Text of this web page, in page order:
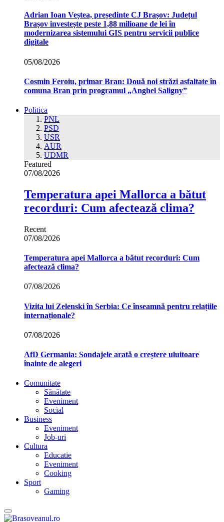
Adrian Ioan Veștea, președinte CJ Brașov: Județul
Brașov investește peste 1,88 milioane de lei în
modernizarea sistemului GIS pentru servicii publice
digitale
05/08/2026
Cosmin Feroiu, primar Bran: Două noi străzi asfaltate în
comuna Bran prin programul „Anghel Saligny”
Politica
PNL
PSD
USR
AUR
UDMR
Featured
07/08/2026
Temperatura apei Mallorca a bătut
recorduri: Cum afectează clima?
Recent
07/08/2026
Temperatura apei Mallorca a bătut recorduri: Cum
afectează clima?
07/08/2026
Vizita lui Zelenski în Serbia: Ce înseamnă pentru relațiile
internaționale?
07/08/2026
AfD Germania: Sondajele arată o creștere uluitoare
înainte de alegeri
Comunitate
Sănătate
Eveniment
Social
Business
Eveniment
Job-uri
Cultura
Educatie
Eveniment
Cooking
Sport
Gaming